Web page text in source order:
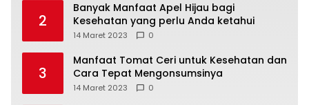
2
Banyak Manfaat Apel Hijau bagi
Kesehatan yang perlu Anda ketahui
14 Maret 2023 0
3
Manfaat Tomat Ceri untuk Kesehatan dan
Cara Tepat Mengonsumsinya
14 Maret 2023 0